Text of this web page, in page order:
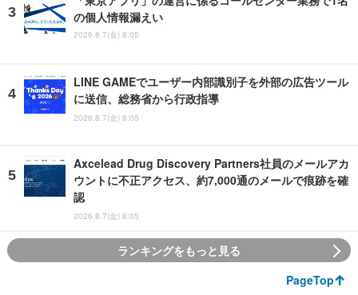
の個人情報漏えい
2026.8.7(金) 8:05
LINE GAMEでユーザー内部識別子を外部の広告ツール
に送信、総務省から行政指導
2026.8.7(金) 8:05
Axcelead Drug Discovery Partners社員のメールアカ
ウントに不正アクセス、約7,000通のメールで痕跡を確
認
2026.8.7(金) 8:05
ランキングをもっと見る
PageTop